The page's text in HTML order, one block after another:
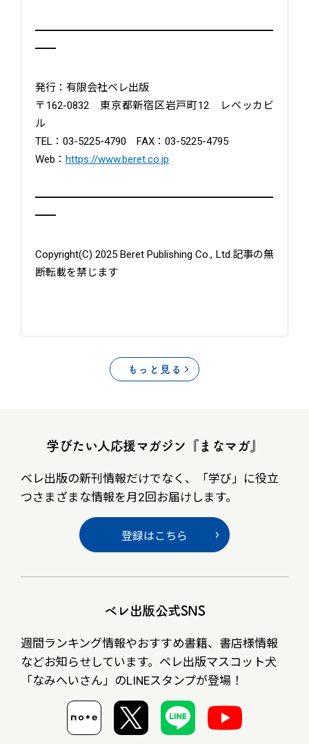
━━━━━━━━━━━━━━━━━━━━━━━
━━
発行：有限会社ベレ出版
〒162-0832 東京都新宿区岩戸町12 レベッカビ
ル
TEL：03-5225-4790 FAX：03-5225-4795
Web： https://www.beret.co.jp
━━━━━━━━━━━━━━━━━━━━━━━
━━
Copyright(C) 2025 Beret Publishing Co., Ltd.記事の無
断転載を禁じます
もっと見る
学びたい人応援マガジン『まなマガ』
ベレ出版の新刊情報だけでなく、
「学び」に役立
つさまざまな情報を月2回お届けします。
登録はこちら
ベレ出版公式SNS
週間ランキング情報やおすすめ書籍、書店様情報
などお知らせしています。ベレ出版マスコット犬
「なみへいさん」のLINEスタンプが登場！